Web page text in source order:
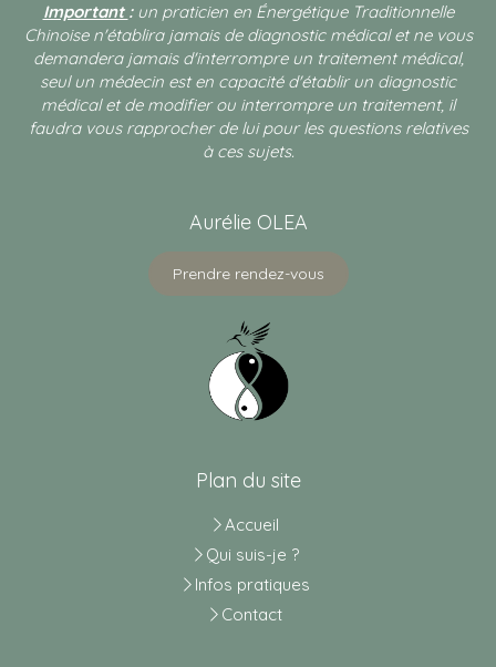
Important : un praticien en Énergétique Traditionnelle
Chinoise n'établira jamais de diagnostic médical et ne vous
demandera jamais d'interrompre un traitement médical,
seul un médecin est en capacité d'établir un diagnostic
médical et de modifier ou interrompre un traitement, il
faudra vous rapprocher de lui pour les questions relatives
à ces sujets.
Aurélie OLEA
Prendre rendez-vous
Plan du site
Accueil
Qui suis-je ?
Infos pratiques
Contact